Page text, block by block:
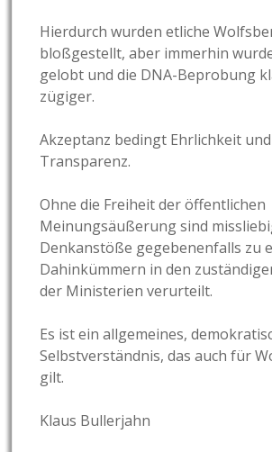
Hierdurch wurden etliche
bloßgestellt, aber immerhin
gelobt und die DNA-Beprobung
zügiger.
Akzeptanz bedingt Ehrlichkeit und
Transparenz.
Ohne die Freiheit der öffentlichen
Meinungsäußerung sind
Denkanstöße gegebenenfalls zu
Dahinkümmern in den
der Ministerien verurteilt.
Es ist ein allgemeines,
Selbstverständnis, das auch für
gilt.
Klaus Bullerjahn